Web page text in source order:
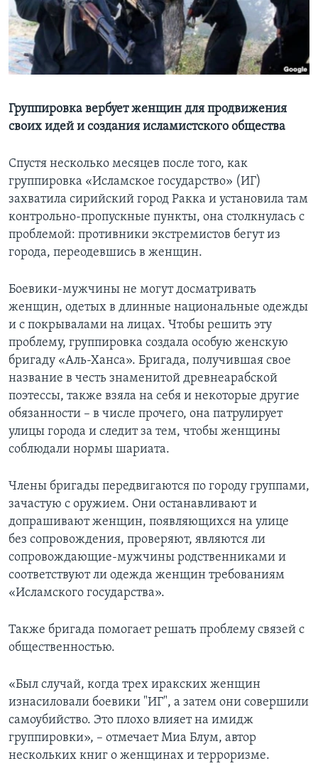
Learning English
СОЦИАЛЬНЫЕ СЕТИ
Языки
Группировка вербует женщин для продвижения
своих идей и создания исламистского общества
Спустя несколько месяцев после того, как
группировка «Исламское государство» (ИГ)
захватила сирийский город Ракка и установила там
контрольно-пропускные пункты, она столкнулась с
проблемой: противники экстремистов бегут из
города, переодевшись в женщин.
Боевики-мужчины не могут досматривать
женщин, одетых в длинные национальные одежды
и с покрывалами на лицах. Чтобы решить эту
проблему, группировка создала особую женскую
бригаду «Аль-Ханса». Бригада, получившая свое
название в честь знаменитой древнеарабской
поэтессы, также взяла на себя и некоторые другие
обязанности – в числе прочего, она патрулирует
улицы города и следит за тем, чтобы женщины
соблюдали нормы шариата.
Члены бригады передвигаются по городу группами,
зачастую с оружием. Они останавливают и
допрашивают женщин, появляющихся на улице
без сопровождения, проверяют, являются ли
сопровождающие-мужчины родственниками и
соответствуют ли одежда женщин требованиям
«Исламского государства».
Также бригада помогает решать проблему связей с
общественностью.
«Был случай, когда трех иракских женщин
изнасиловали боевики "ИГ", а затем они совершили
самоубийство. Это плохо влияет на имидж
группировки», – отмечает Миа Блум, автор
нескольких книг о женщинах и терроризме.